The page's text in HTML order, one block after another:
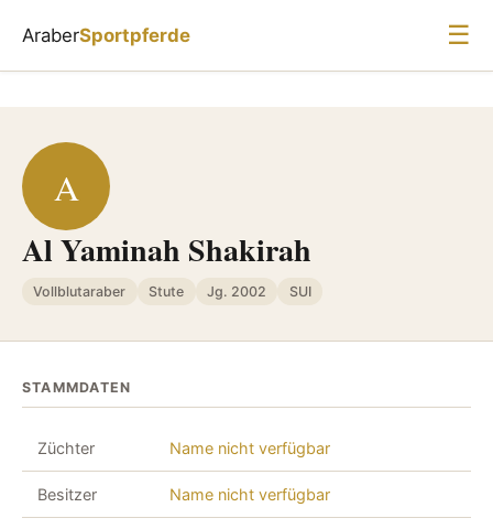
AraberSportpferde ☰
A
Al Yaminah Shakirah
Vollblutaraber Stute Jg. 2002 SUI
STAMMDATEN
Züchter Name nicht verfügbar
Besitzer Name nicht verfügbar